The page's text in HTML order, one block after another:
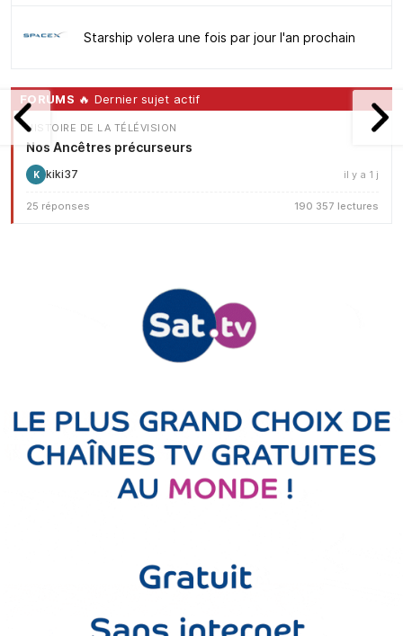
Starship volera une fois par jour l'an prochain
FORUMS 🔥 Dernier sujet actif
HISTOIRE DE LA TÉLÉVISION
Nos Ancêtres précurseurs
K kiki37 il y a 1 j
25 réponses 190 357 lectures